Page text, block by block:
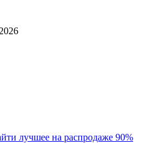
лучшее на распродаже 90%